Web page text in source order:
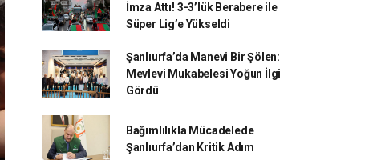
İmza Attı! 3-3’lük Berabere ile
Süper Lig’e Yükseldi
Şanlıurfa’da Manevi Bir Şölen:
Mevlevi Mukabelesi Yoğun İlgi
Gördü
Bağımlılıkla Mücadelede
Şanlıurfa’dan Kritik Adım